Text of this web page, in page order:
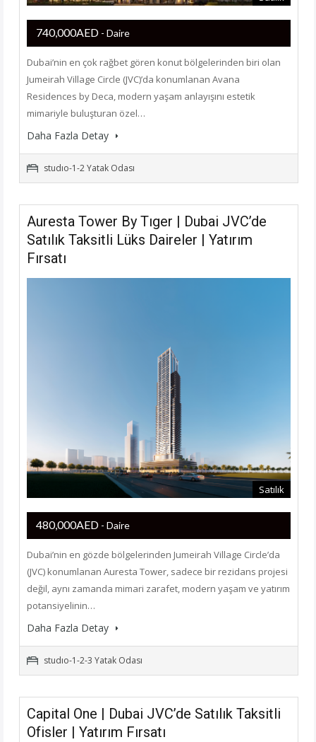
740,000AED - Daire
Dubai’nin en çok rağbet gören konut bölgelerinden biri olan
Jumeirah Village Circle (JVC)’da konumlanan Avana
Residences by Deca, modern yaşam anlayışını estetik
mimariyle buluşturan özel…
Daha Fazla Detay
studıo-1-2 Yatak Odası
Auresta Tower By Tıger | Dubai JVC’de
Satılık Taksitli Lüks Daireler | Yatırım
Fırsatı
Satılık
480,000AED - Daire
Dubai’nin en gözde bölgelerinden Jumeirah Village Circle’da
(JVC) konumlanan Auresta Tower, sadece bir rezidans projesi
değil, aynı zamanda mimari zarafet, modern yaşam ve yatırım
potansiyelinin…
Daha Fazla Detay
studıo-1-2-3 Yatak Odası
Capital One | Dubai JVC’de Satılık Taksitli
Ofisler | Yatırım Fırsatı